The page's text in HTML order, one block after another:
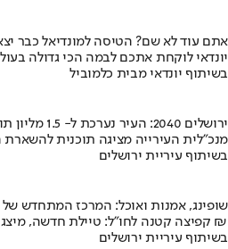
אתם עוד לא שם? הטיסה למונדיאל כבר
יונדאי לוקחת אתכם לבמה הכי גדולה
בשיתוף יונדאי מבית כלמוביל
ירושלים 2040: העיר נערכת ל- 1.5 מליון תושבים
מנכ"לית העירייה מציגה תוכנית להשארת
בשיתוף עיריית ירושלים
שופינג, אמנות ואוכל: המרכז המתחדש
קפיצה קטנה לחו"ל: טיילת חדשה, מיצגי אמנות, וכיכרות משופצות בהשקעה של 100 מיליון ₪
בשיתוף עיריית ירושלים